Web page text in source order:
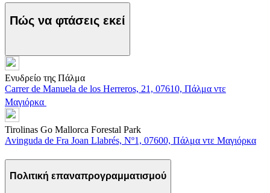
Πώς να φτάσεις εκεί
Ενυδρείο της Πάλμα
Carrer de Manuela de los Herreros, 21, 07610, Πάλμα ντε
Μαγιόρκα
Tirolinas Go Mallorca Forestal Park
Avinguda de Fra Joan Llabrés, Nº1, 07600, Πάλμα ντε Μαγιόρκα
Πολιτική επαναπρογραμματισμού